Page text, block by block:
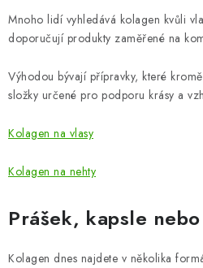
Mnoho lidí vyhledává kolagen kvůli
doporučují produkty zaměřené na
Výhodou bývají přípravky, které
složky určené pro podporu krásy a
Kolagen na vlasy
Kolagen na nehty
Prášek, kapsle
Kolagen dnes najdete v několika